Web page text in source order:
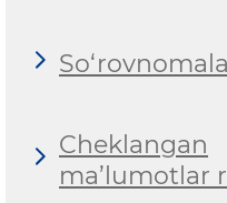
Cheklangan
ma’lumotlar